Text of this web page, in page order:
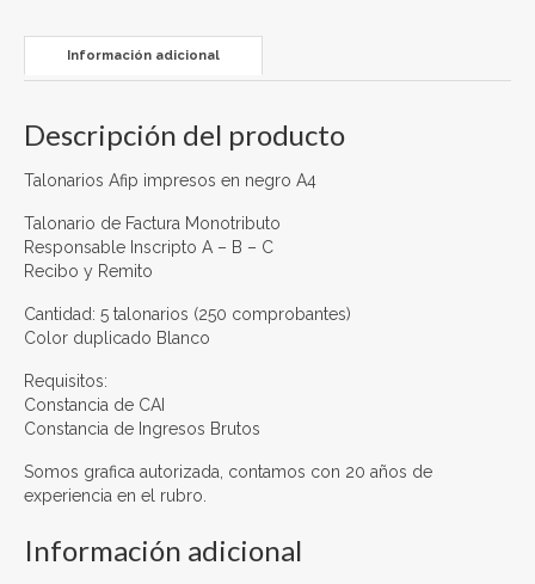
Información adicional
Descripción del producto
Talonarios Afip impresos en negro A4
Talonario de Factura Monotributo
Responsable Inscripto A – B – C
Recibo y Remito
Cantidad: 5 talonarios (250 comprobantes)
Color duplicado Blanco
Requisitos:
Constancia de CAI
Constancia de Ingresos Brutos
Somos grafica autorizada, contamos con 20 años de
experiencia en el rubro.
Información adicional